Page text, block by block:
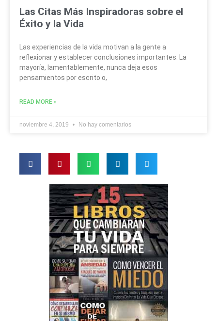
Las Citas Más Inspiradoras sobre el
Éxito y la Vida
Las experiencias de la vida motivan a la gente a
reflexionar y establecer conclusiones importantes. La
mayoría, lamentablemente, nunca deja esos
pensamientos por escrito o,
READ MORE »
noviembre 4, 2019 No hay comentarios